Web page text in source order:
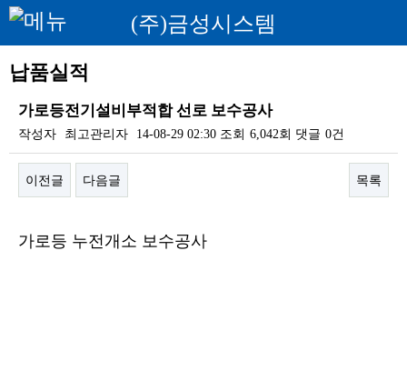
(주)금성시스템
납품실적
가로등전기설비부적합 선로 보수공사
작성자 최고관리자 14-08-29 02:30 조회 6,042회 댓글 0건
이전글 다음글 목록
가로등 누전개소 보수공사